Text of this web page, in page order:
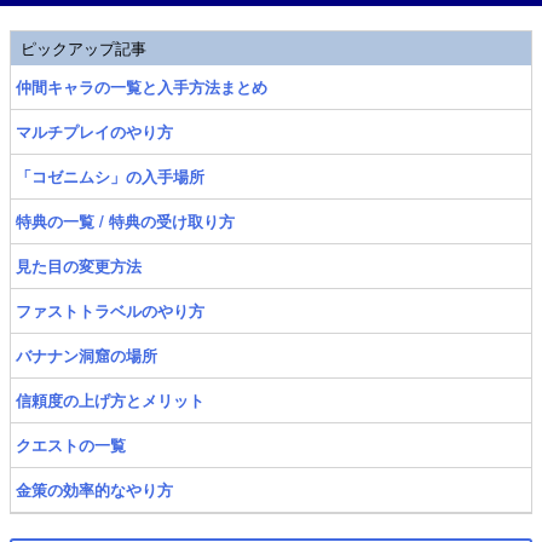
ピックアップ記事
仲間キャラの一覧と入手方法まとめ
マルチプレイのやり方
「コゼニムシ」の入手場所
特典の一覧 / 特典の受け取り方
見た目の変更方法
ファストトラベルのやり方
バナナン洞窟の場所
信頼度の上げ方とメリット
クエストの一覧
金策の効率的なやり方